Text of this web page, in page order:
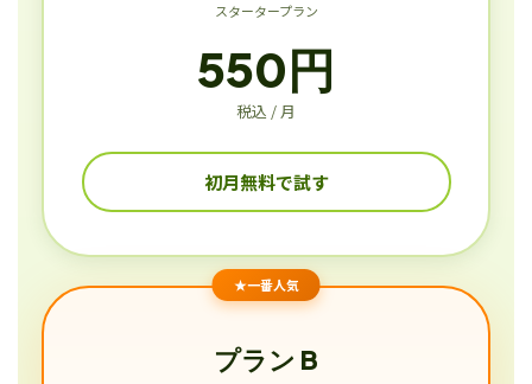
スタータープラン
550円
税込 / 月
初月無料で試す
★一番人気
プラン B